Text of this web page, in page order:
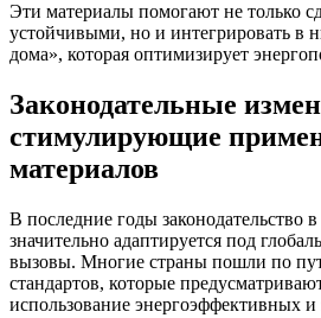
Эти материалы помогают не только
устойчивыми, но и интегрировать в
дома», которая оптимизирует
Законодательные
стимулирующие
материалов
В последние годы законодательство в
значительно адаптируется под
вызовы. Многие страны пошли по
стандартов, которые
использование энергоэффективных